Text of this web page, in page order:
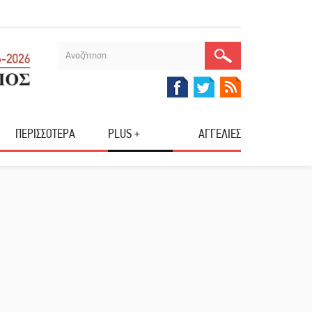
ΠΕΡΙΣΣΟΤΕΡΑ PLUS + ΑΓΓΕΛΙΕΣ